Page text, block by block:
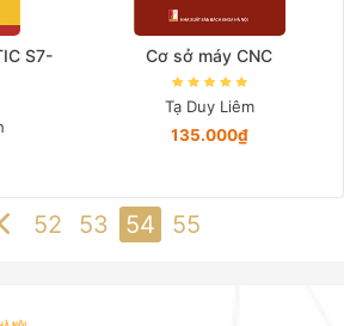
S7-
Cơ sở máy CNC
Tạ Duy Liêm
135.000₫
52 53 54 55